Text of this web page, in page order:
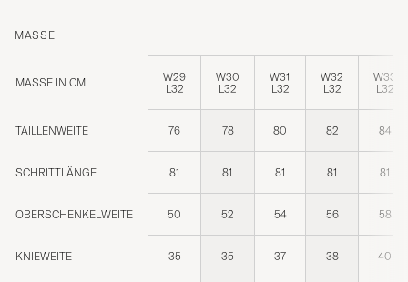
MASSE
MASSE IN CM
W29
L32
W30
L32
W31
L32
W32
L32
W33
L32
TAILLENWEITE 76 78 80 82 84
SCHRITTLÄNGE 81 81 81 81 81
OBERSCHENKELWEITE 50 52 54 56 58
KNIEWEITE 35 35 37 38 40